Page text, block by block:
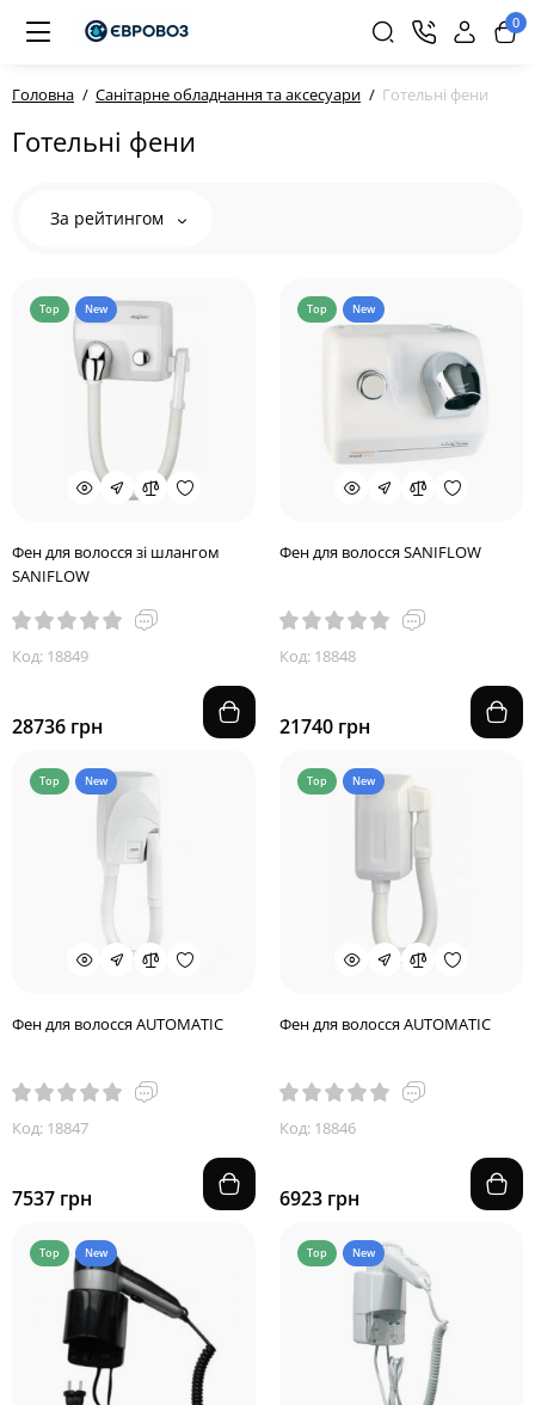
0
Головна Санітарне обладнання та аксесуари Готельні фени
Готельні фени
За рейтингом
Top New
Фен для волосся зі шлангом
SANIFLOW
Код: 18849
28736 грн
Top New
Фен для волосся SANIFLOW
Код: 18848
21740 грн
Top New
Фен для волосся AUTOMATIC
Код: 18847
7537 грн
Top New
Фен для волосся AUTOMATIC
Код: 18846
6923 грн
Top New Top New